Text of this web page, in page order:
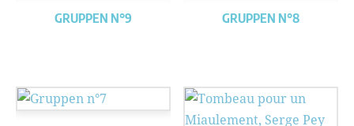
GRUPPEN N°9 GRUPPEN N°8